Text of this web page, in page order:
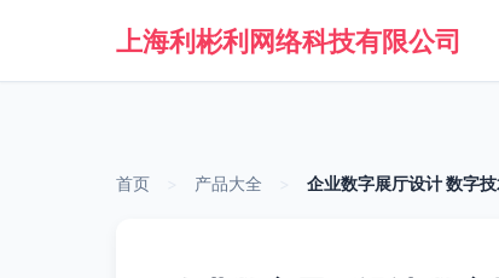
上海利彬利网络科技有限公司
首页 产品大全 企业数字展厅设计 数字